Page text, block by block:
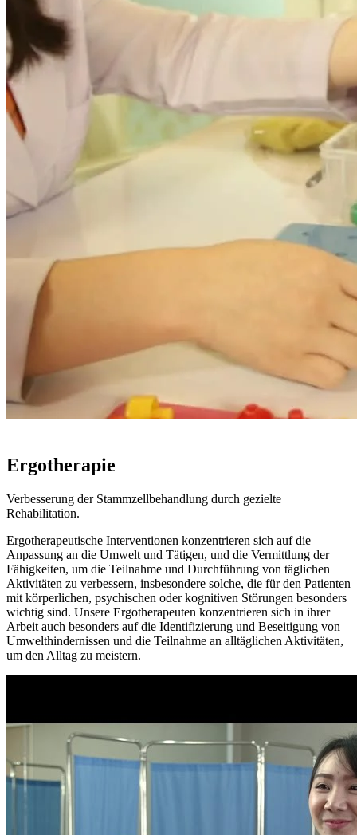
Ergotherapie
Verbesserung der Stammzellbehandlung durch gezielte
Rehabilitation.
Ergotherapeutische Interventionen konzentrieren sich auf die
Anpassung an die Umwelt und Tätigen, und die Vermittlung der
Fähigkeiten, um die Teilnahme und Durchführung von täglichen
Aktivitäten zu verbessern, insbesondere solche, die für den Patienten
mit körperlichen, psychischen oder kognitiven Störungen besonders
wichtig sind. Unsere Ergotherapeuten konzentrieren sich in ihrer
Arbeit auch besonders auf die Identifizierung und Beseitigung von
Umwelthindernissen und die Teilnahme an alltäglichen Aktivitäten,
um den Alltag zu meistern.